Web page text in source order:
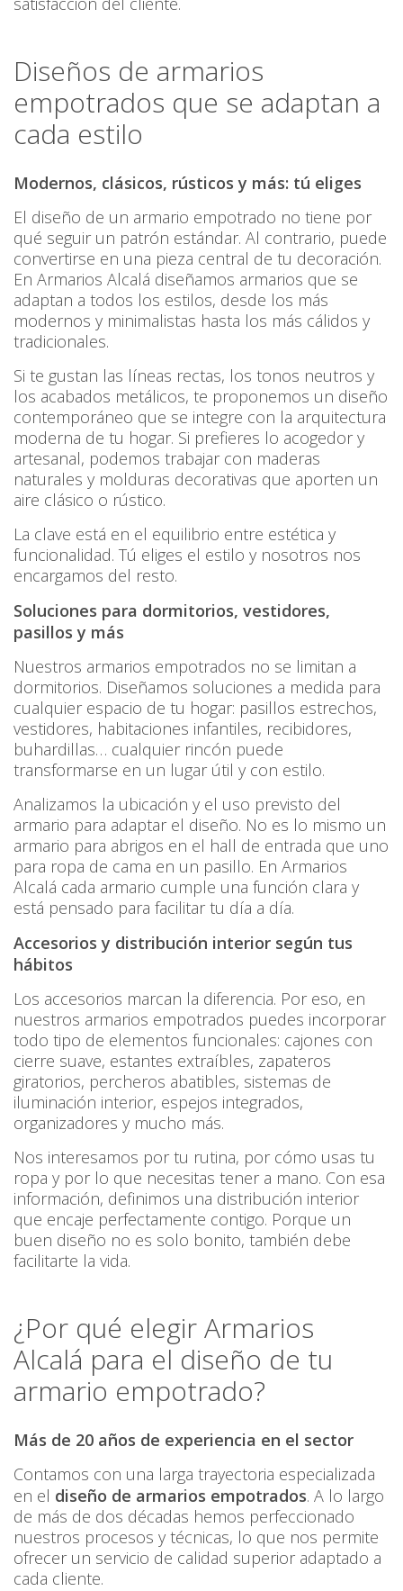
Diseños de armarios
empotrados que se adaptan a
cada estilo
Modernos, clásicos, rústicos y más: tú eliges
El diseño de un armario empotrado no tiene por
qué seguir un patrón estándar. Al contrario, puede
convertirse en una pieza central de tu decoración.
En Armarios Alcalá diseñamos armarios que se
adaptan a todos los estilos, desde los más
modernos y minimalistas hasta los más cálidos y
tradicionales.
Si te gustan las líneas rectas, los tonos neutros y
los acabados metálicos, te proponemos un diseño
contemporáneo que se integre con la arquitectura
moderna de tu hogar. Si prefieres lo acogedor y
artesanal, podemos trabajar con maderas
naturales y molduras decorativas que aporten un
aire clásico o rústico.
La clave está en el equilibrio entre estética y
funcionalidad. Tú eliges el estilo y nosotros nos
encargamos del resto.
Soluciones para dormitorios, vestidores,
pasillos y más
Nuestros armarios empotrados no se limitan a
dormitorios. Diseñamos soluciones a medida para
cualquier espacio de tu hogar: pasillos estrechos,
vestidores, habitaciones infantiles, recibidores,
buhardillas… cualquier rincón puede
transformarse en un lugar útil y con estilo.
Analizamos la ubicación y el uso previsto del
armario para adaptar el diseño. No es lo mismo un
armario para abrigos en el hall de entrada que uno
para ropa de cama en un pasillo. En Armarios
Alcalá cada armario cumple una función clara y
está pensado para facilitar tu día a día.
Accesorios y distribución interior según tus
hábitos
Los accesorios marcan la diferencia. Por eso, en
nuestros armarios empotrados puedes incorporar
todo tipo de elementos funcionales: cajones con
cierre suave, estantes extraíbles, zapateros
giratorios, percheros abatibles, sistemas de
iluminación interior, espejos integrados,
organizadores y mucho más.
Nos interesamos por tu rutina, por cómo usas tu
ropa y por lo que necesitas tener a mano. Con esa
información, definimos una distribución interior
que encaje perfectamente contigo. Porque un
buen diseño no es solo bonito, también debe
facilitarte la vida.
¿Por qué elegir Armarios
Alcalá para el diseño de tu
armario empotrado?
Más de 20 años de experiencia en el sector
Contamos con una larga trayectoria especializada
en el diseño de armarios empotrados. A lo largo
de más de dos décadas hemos perfeccionado
nuestros procesos y técnicas, lo que nos permite
ofrecer un servicio de calidad superior adaptado a
cada cliente.